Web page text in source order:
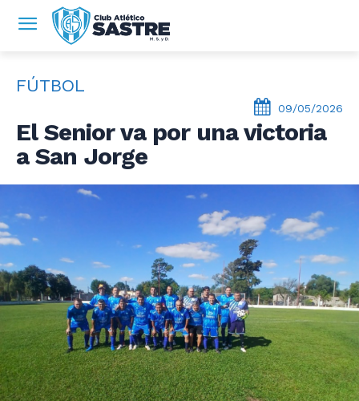
FÚTBOL
09/05/2026
El Senior va por una victoria
a San Jorge